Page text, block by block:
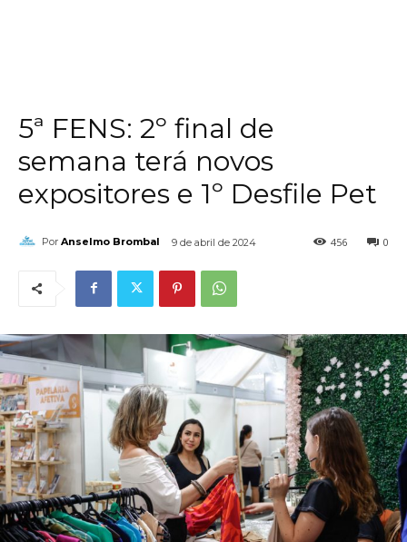
5ª FENS: 2º final de
semana terá novos
expositores e 1º Desfile Pet
Por Anselmo Brombal 9 de abril de 2024 0
456